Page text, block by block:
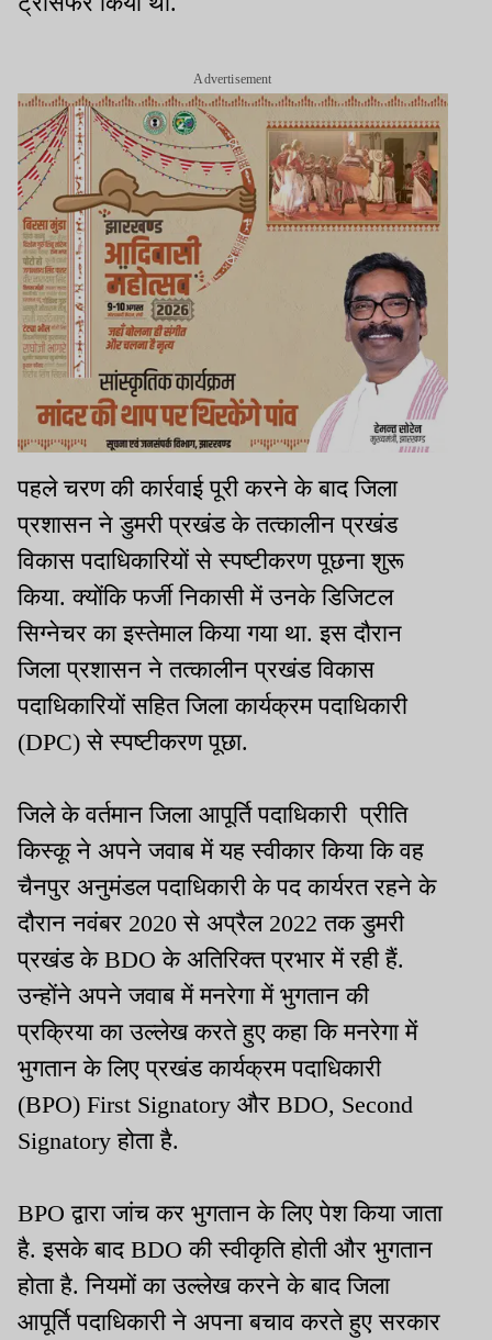
Advertisement
पहले चरण की कार्रवाई पूरी करने के बाद जिला
प्रशासन ने डुमरी प्रखंड के तत्कालीन प्रखंड
विकास पदाधिकारियों से स्पष्टीकरण पूछना शुरू
किया. क्योंकि फर्जी निकासी में उनके डिजिटल
सिग्नेचर का इस्तेमाल किया गया था. इस दौरान
जिला प्रशासन ने तत्कालीन प्रखंड विकास
पदाधिकारियों सहित जिला कार्यक्रम पदाधिकारी
(DPC) से स्पष्टीकरण पूछा.
जिले के वर्तमान जिला आपूर्ति पदाधिकारी प्रीति
किस्कू ने अपने जवाब में यह स्वीकार किया कि वह
चैनपुर अनुमंडल पदाधिकारी के पद कार्यरत रहने के
दौरान नवंबर 2020 से अप्रैल 2022 तक डुमरी
प्रखंड के BDO के अतिरिक्त प्रभार में रही हैं.
उन्होंने अपने जवाब में मनरेगा में भुगतान की
प्रक्रिया का उल्लेख करते हुए कहा कि मनरेगा में
भुगतान के लिए प्रखंड कार्यक्रम पदाधिकारी
(BPO) First Signatory और BDO, Second
Signatory होता है.
BPO द्वारा जांच कर भुगतान के लिए पेश किया जाता
है. इसके बाद BDO की स्वीकृति होती और भुगतान
होता है. नियमों का उल्लेख करने के बाद जिला
आपूर्ति पदाधिकारी ने अपना बचाव करते हुए सरकार